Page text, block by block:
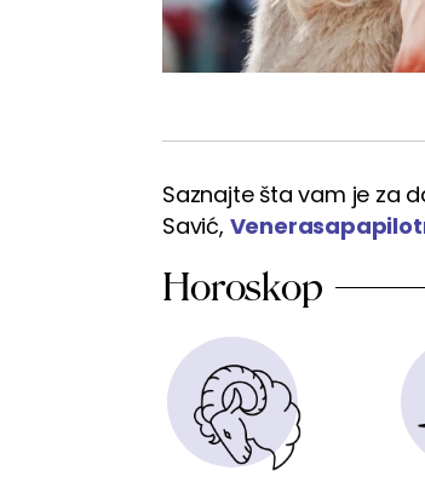
Saznajte šta vam je za
Savić,
Horoskop